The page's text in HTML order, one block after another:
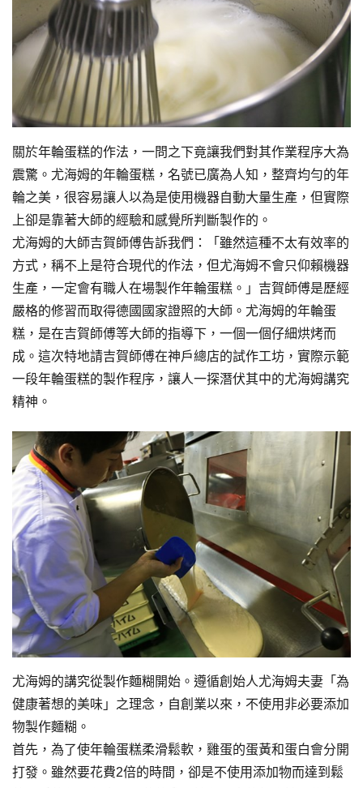
關於年輪蛋糕的作法，一問之下竟讓我們對其作業程序大為
震驚。尤海姆的年輪蛋糕，名號已廣為人知，整齊均勻的年
輪之美，很容易讓人以為是使用機器自動大量生產，但實際
上卻是靠著大師的經驗和感覺所判斷製作的。
尤海姆的大師吉賀師傅告訴我們：「雖然這種不太有效率的
方式，稱不上是符合現代的作法，但尤海姆不會只仰賴機器
生產，一定會有職人在場製作年輪蛋糕。」吉賀師傅是歷經
嚴格的修習而取得德國國家證照的大師。尤海姆的年輪蛋
糕，是在吉賀師傅等大師的指導下，一個一個仔細烘烤而
成。這次特地請吉賀師傅在神戶總店的試作工坊，實際示範
一段年輪蛋糕的製作程序，讓人一探潛伏其中的尤海姆講究
精神。
尤海姆的講究從製作麵糊開始。遵循創始人尤海姆夫妻「為
健康著想的美味」之理念，自創業以來，不使用非必要添加
物製作麵糊。
首先，為了使年輪蛋糕柔滑鬆軟，雞蛋的蛋黃和蛋白會分開
打發。雖然要花費2倍的時間，卻是不使用添加物而達到鬆